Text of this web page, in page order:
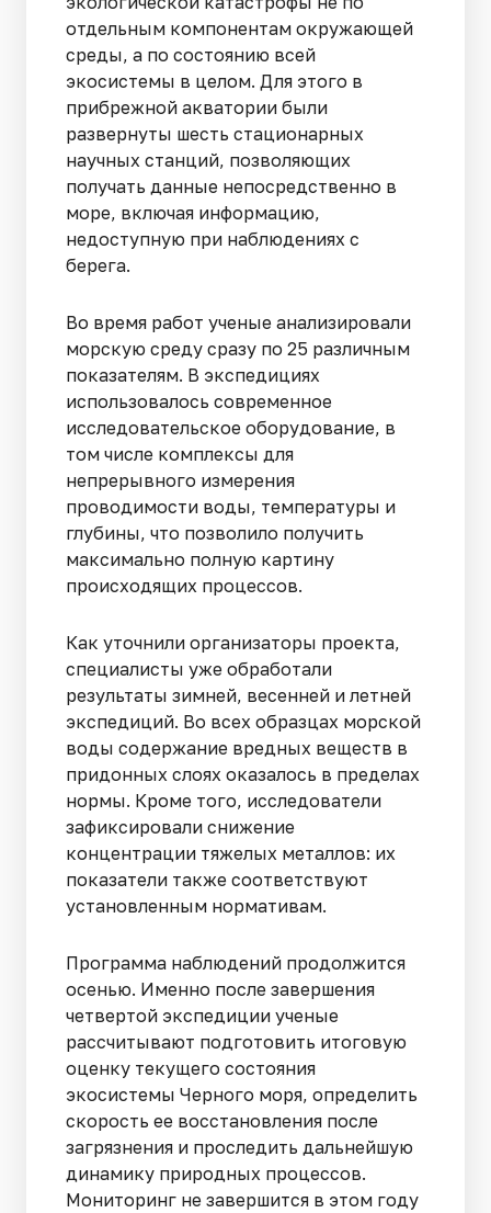
отдельным компонентам окружающей
среды, а по состоянию всей
экосистемы в целом. Для этого в
прибрежной акватории были
развернуты шесть стационарных
научных станций, позволяющих
получать данные непосредственно в
море, включая информацию,
недоступную при наблюдениях с
берега.
Во время работ ученые анализировали
морскую среду сразу по 25 различным
показателям. В экспедициях
использовалось современное
исследовательское оборудование, в
том числе комплексы для
непрерывного измерения
проводимости воды, температуры и
глубины, что позволило получить
максимально полную картину
происходящих процессов.
Как уточнили организаторы проекта,
специалисты уже обработали
результаты зимней, весенней и летней
экспедиций. Во всех образцах морской
воды содержание вредных веществ в
придонных слоях оказалось в пределах
нормы. Кроме того, исследователи
зафиксировали снижение
концентрации тяжелых металлов: их
показатели также соответствуют
установленным нормативам.
Программа наблюдений продолжится
осенью. Именно после завершения
четвертой экспедиции ученые
рассчитывают подготовить итоговую
оценку текущего состояния
экосистемы Черного моря, определить
скорость ее восстановления после
загрязнения и проследить дальнейшую
динамику природных процессов.
Мониторинг не завершится в этом году